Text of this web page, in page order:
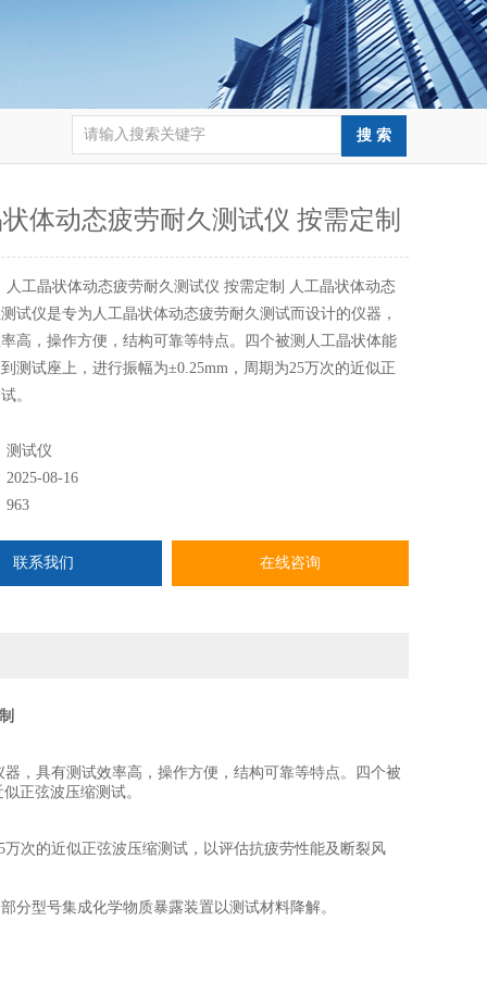
状体动态疲劳耐久测试仪 按需定制
人工晶状体动态疲劳耐久测试仪 按需定制 人工晶状体动态
试仪是专为人工晶状体动态疲劳耐久测试而设计的仪器，
高，操作方便，结构可靠等特点。四个被测人工晶状体能
测试座上，进行振幅为±0.25mm，周期为25万次的近似正
。
测试仪
2025-08-16
963
联系我们 在线咨询
，具有测试效率高，操作方便，结构可靠等特点。四个被
正弦波压缩测试。
次的近似正弦波压缩测试，以评估抗疲劳性能及断裂风
型号集成化学物质暴露装置以测试材料降解‌。